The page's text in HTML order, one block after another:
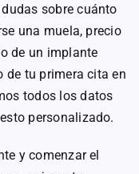
sobre cuánto
una muela, precio
de un implante
de tu primera cita en
todos los datos
personalizado.
y comenzar el